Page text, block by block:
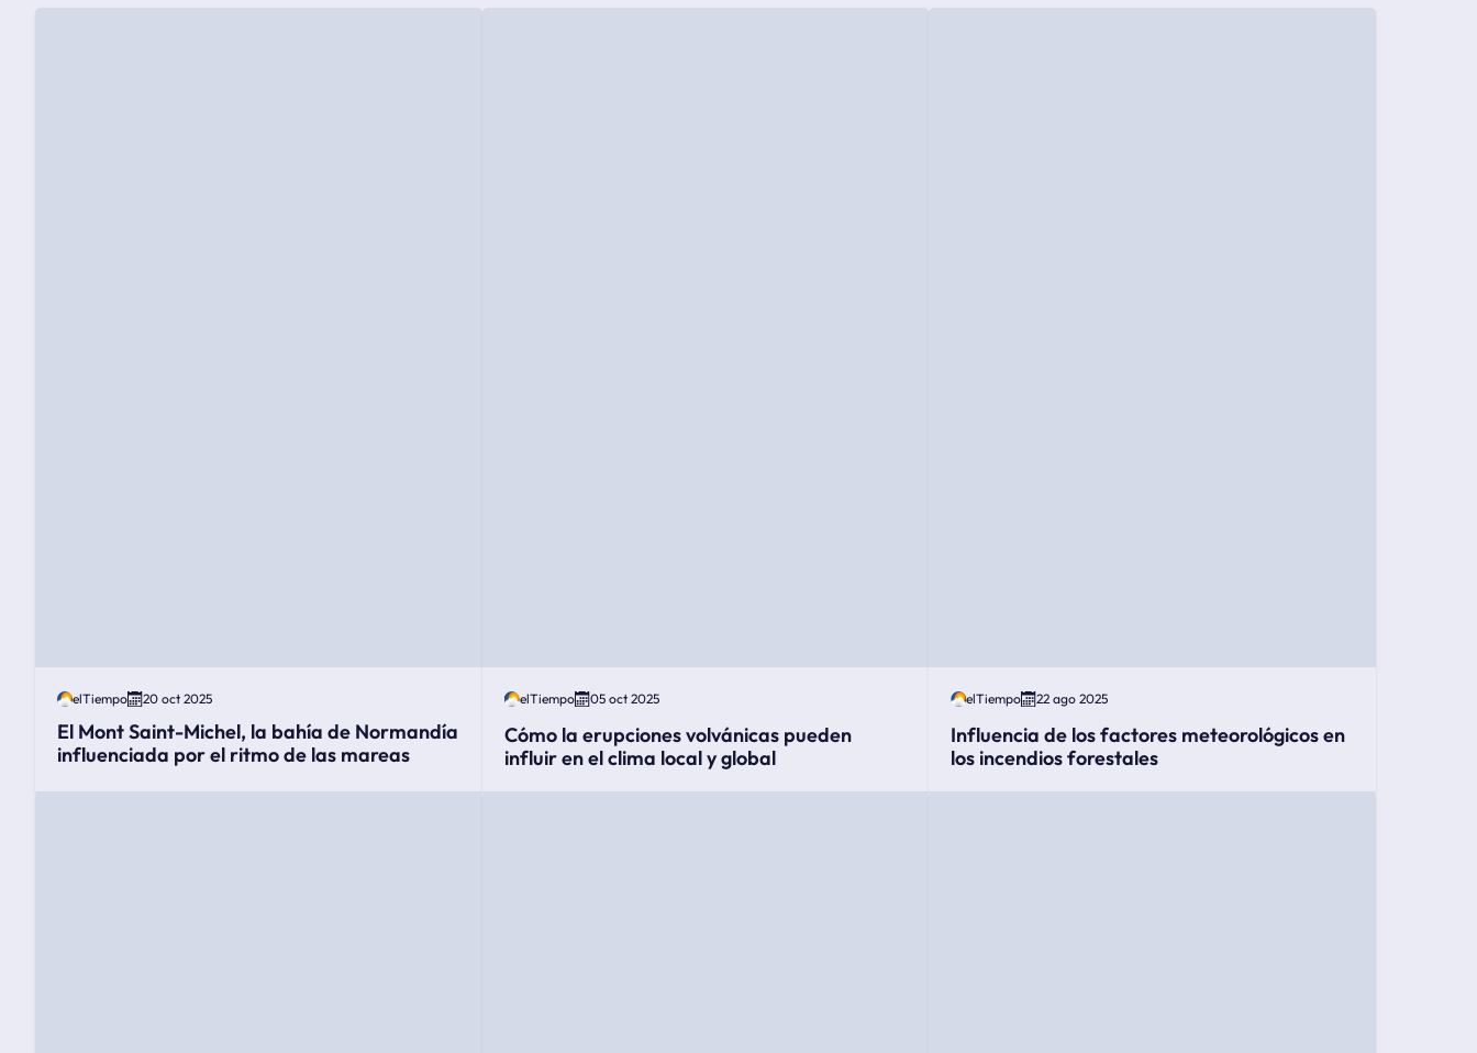
elTiempo 20 oct 2025
El Mont Saint-Michel, la bahía de Normandía
influenciada por el ritmo de las mareas
elTiempo 05 oct 2025
Cómo la erupciones volvánicas pueden
influir en el clima local y global
elTiempo 22 ago 2025
Influencia de los factores meteorológicos en
los incendios forestales